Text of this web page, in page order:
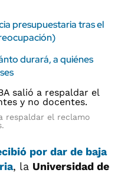
presupuestaria tras el
durará, a quiénes
respaldar el reclamo
por dar de baja
, la Universidad de